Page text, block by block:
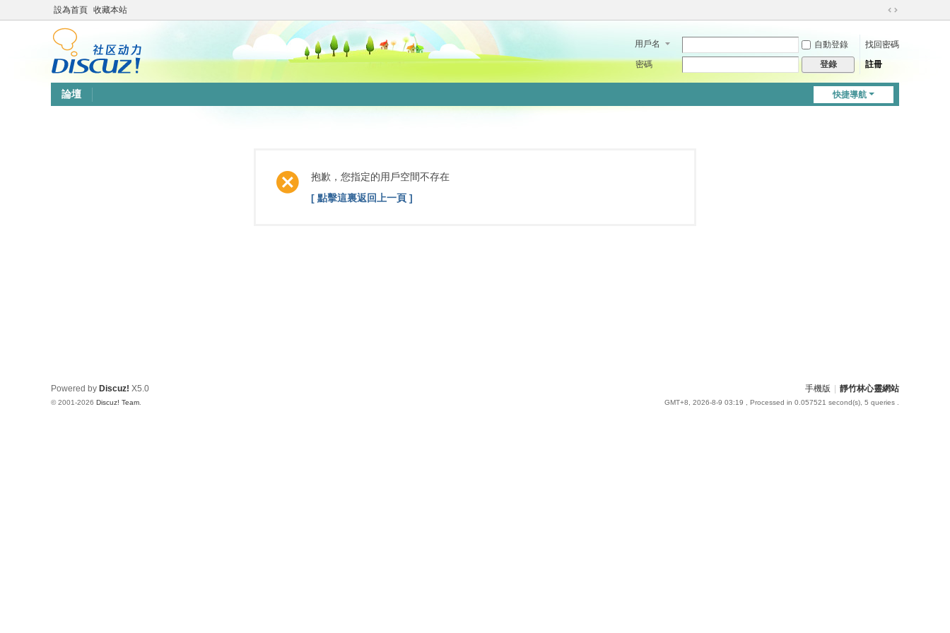
設為首頁 收藏本站
切
到
用戶名 自動登錄
找回密碼
密碼
登錄 註冊
快捷導航
論壇
抱歉，您指定的用戶空間不存在
[ 點擊這裏返回上一頁 ]
手機版 靜竹林心靈網站
GMT+8, 2026-8-9 03:19 , Processed in 0.057521 second(s), 5 queries .
Powered by Discuz! X5.0
© 2001-2026 Discuz! Team